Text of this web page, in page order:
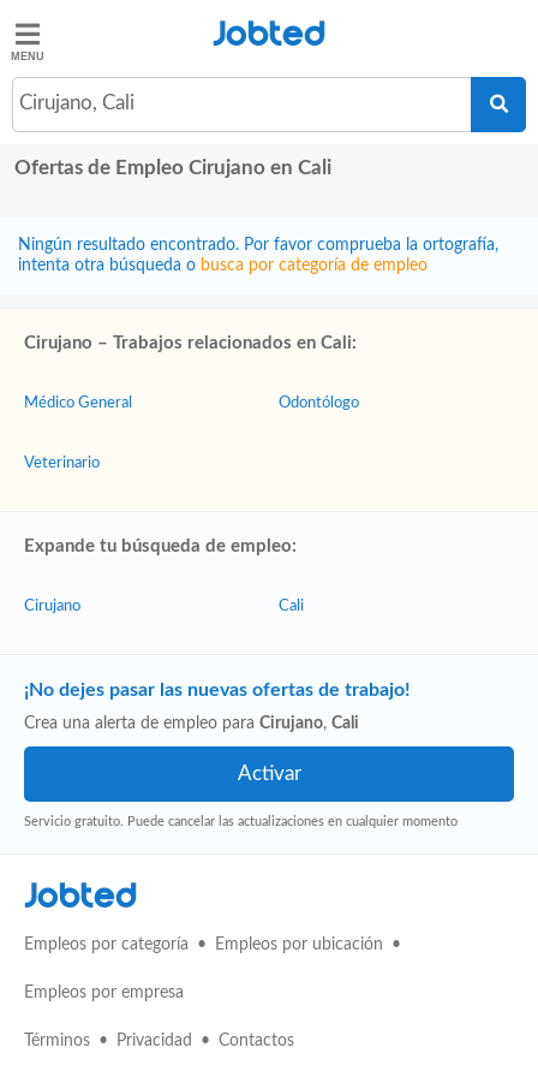
Jobted
Ofertas
de
empleo
Jobted
Cirujano, Cali
Ofertas de Empleo Cirujano en Cali
Ningún resultado encontrado. Por favor comprueba la ortografía,
intenta otra búsqueda o busca por categoría de empleo
Cirujano – Trabajos relacionados en Cali:
Médico General
Veterinario
Odontólogo
Expande tu búsqueda de empleo:
Cirujano Cali
¡No dejes pasar las nuevas ofertas de trabajo!
Crea una alerta de empleo para Cirujano, Cali
Servicio gratuito. Puede cancelar las actualizaciones en cualquier momento
Jobted
Empleos por categoría Empleos por ubicación
Empleos por empresa
Términos Privacidad Contactos